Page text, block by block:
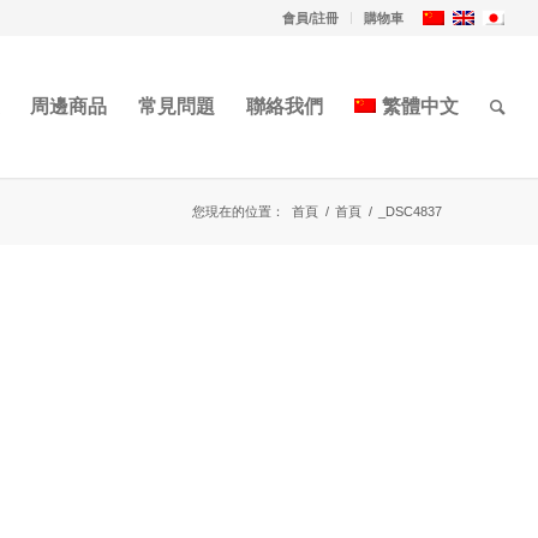
會員/註冊 購物車
周邊商品 常見問題 聯絡我們 繁體中文
您現在的位置： 首頁 / 首頁 / _DSC4837